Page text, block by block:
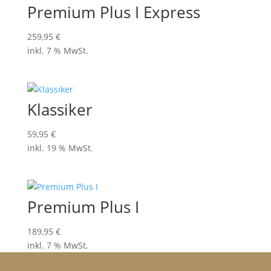
Premium Plus I Express
259,95 €
inkl. 7 % MwSt.
Klassiker
59,95 €
inkl. 19 % MwSt.
Premium Plus I
189,95 €
inkl. 7 % MwSt.